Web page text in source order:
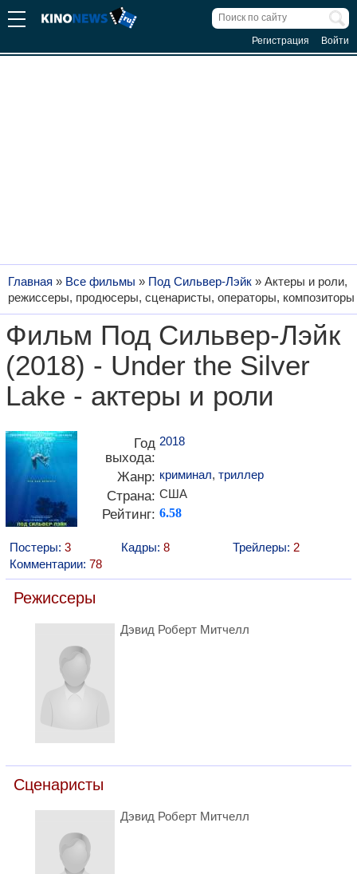
Регистрация Войти
Главная » Все фильмы » Под Сильвер-Лэйк » Актеры и роли,
режиссеры, продюсеры, сценаристы, операторы, композиторы
Фильм Под Сильвер-Лэйк
(2018) - Under the Silver
Lake - актеры и роли
Год
выхода:
2018
Жанр: криминал, триллер
Страна: США
Рейтинг: 6.58
Постеры: 3 Кадры: 8 Трейлеры: 2
Комментарии: 78
Режиссеры
Дэвид Роберт Митчелл
Сценаристы
Дэвид Роберт Митчелл